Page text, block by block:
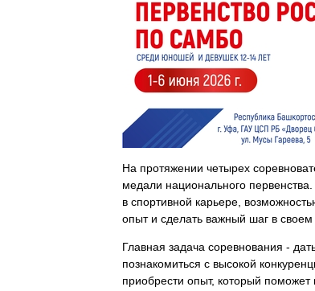
На протяжении четырех
медали национального
в спортивной карьере,
опыт и сделать важный шаг в своем
Главная задача соревнования -
познакомиться с высокой
приобрести опыт, который